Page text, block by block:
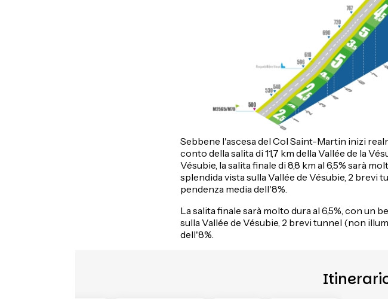
Sebbene l'ascesa del Col Saint-Martin inizi
conto della salita di 11,7 km della Vallée de la
Vésubie, la salita finale di 8,8 km al 6,5% sarà
splendida vista sulla Vallée de Vésubie, 2 brevi
pendenza media dell'8%.
La salita finale sarà molto dura al 6,5%, con un
sulla Vallée de Vésubie, 2 brevi tunnel (non
dell'8%.